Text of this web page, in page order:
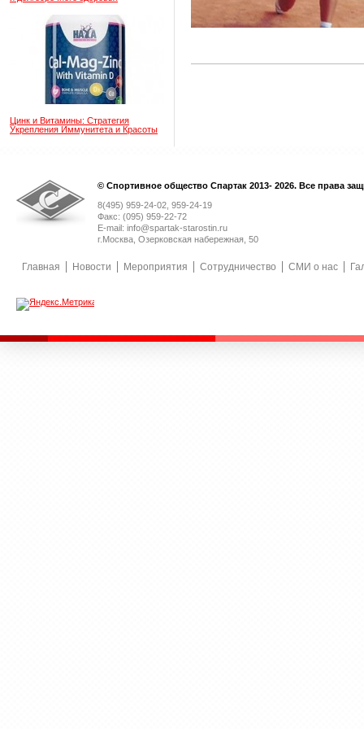
Цинк и Витамины: Стратегия
Укрепления Иммунитета и Красоты
© Спортивное общество Спартак 2013- 2026. Все права
8(495) 959-24-02, 959-24-19
Факс: (095) 959-22-72
E-mail: info@spartak-starostin.ru
г.Москва, Озерковская набережная, 50
Главная Новости Мероприятия Сотрудничество СМИ о нас